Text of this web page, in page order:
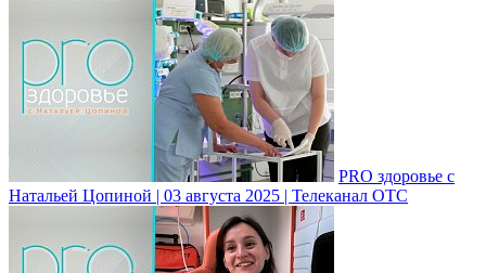
PRO здоровье с
Натальей Цопиной | 03 августа 2025 | Телеканал ОТС